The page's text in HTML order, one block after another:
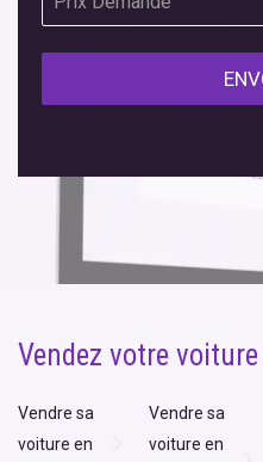
Vendez votre
Vendre sa
voiture en
Vendre sa
voiture en